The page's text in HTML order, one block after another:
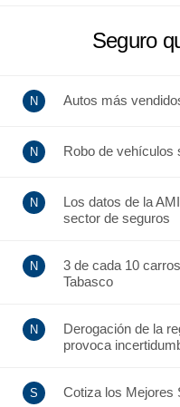
Seguro
Autos más
Robo de vehículos
Los datos de la
sector de seguros
3 de cada 10
Tabasco
Derogación de la
provoca
Cotiza los Mejores